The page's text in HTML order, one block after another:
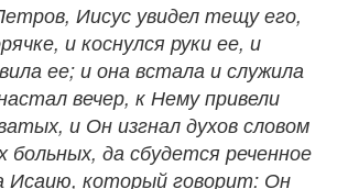
Иисус увидел тещу его,
и коснулся руки ее, и
ее; и она встала и служила
вечер, к Нему привели
и Он изгнал духов словом
больных, да сбудется реченное
Исаию, который говорит: Он